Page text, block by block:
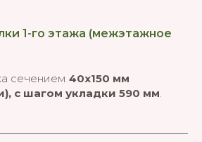
1-го этажа (межэтажное
сечением 40х150 мм
с шагом укладки 590 мм.